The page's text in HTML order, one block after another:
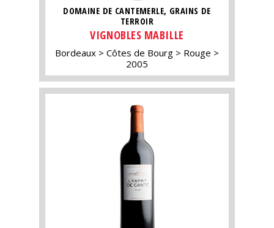
DOMAINE DE CANTEMERLE, GRAINS DE
TERROIR
VIGNOBLES MABILLE
Bordeaux Côtes de Bourg
Rouge
2005